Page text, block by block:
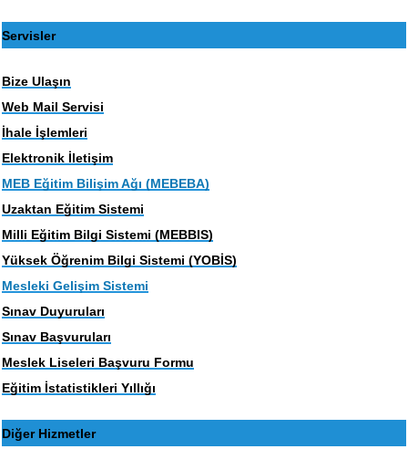
Servisler
Bize Ulaşın
Web Mail Servisi
İhale İşlemleri
Elektronik İletişim
MEB Eğitim Bilişim Ağı (MEBEBA)
Uzaktan Eğitim Sistemi
Milli Eğitim Bilgi Sistemi (MEBBIS)
Yüksek Öğrenim Bilgi Sistemi (YOBİS)
Mesleki Gelişim Sistemi
Sınav Duyuruları
Sınav Başvuruları
Meslek Liseleri Başvuru Formu
Eğitim İstatistikleri Yıllığı
Diğer Hizmetler